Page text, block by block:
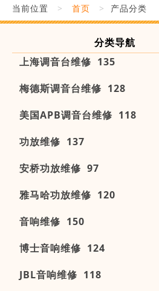
当前位置 > 首页 > 产品分类
分类导航
上海调音台维修 135
梅德斯调音台维修 128
美国APB调音台维修 118
功放维修 137
安桥功放维修 97
雅马哈功放维修 120
音响维修 150
博士音响维修 124
JBL音响维修 118